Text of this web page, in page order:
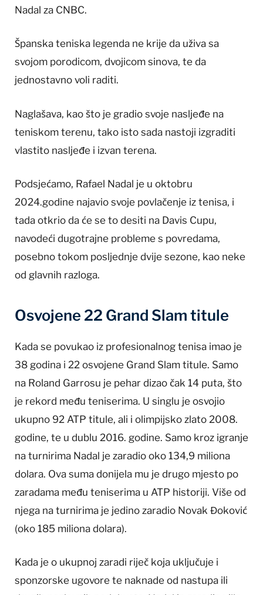
Nadal za CNBC.
Španska teniska legenda ne krije da uživa sa
svojom porodicom, dvojicom sinova, te da
jednostavno voli raditi.
Naglašava, kao što je gradio svoje nasljeđe na
teniskom terenu, tako isto sada nastoji izgraditi
vlastito nasljeđe i izvan terena.
Podsjećamo, Rafael Nadal je u oktobru
2024.godine najavio svoje povlačenje iz tenisa, i
tada otkrio da će se to desiti na Davis Cupu,
navodeći dugotrajne probleme s povredama,
posebno tokom posljednje dvije sezone, kao neke
od glavnih razloga.
Osvojene 22 Grand Slam titule
Kada se povukao iz profesionalnog tenisa imao je
38 godina i 22 osvojene Grand Slam titule. Samo
na Roland Garrosu je pehar dizao čak 14 puta, što
je rekord među teniserima. U singlu je osvojio
ukupno 92 ATP titule, ali i olimpijsko zlato 2008.
godine, te u dublu 2016. godine. Samo kroz igranje
na turnirima Nadal je zaradio oko 134,9 miliona
dolara. Ova suma donijela mu je drugo mjesto po
zaradama među teniserima u ATP historiji. Više od
njega na turnirima je jedino zaradio Novak Đoković
(oko 185 miliona dolara).
Kada je o ukupnoj zaradi riječ koja uključuje i
sponzorske ugovore te naknade od nastupa ili